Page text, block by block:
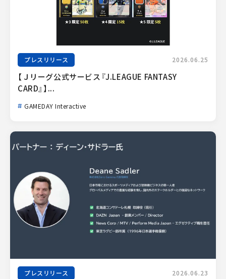
プレスリリース 2026.06.25
【Ｊリーグ公式サービス『J.LEAGUE FANTASY
CARD』】...
GAMEDAY Interactive
プレスリリース 2026.06.23